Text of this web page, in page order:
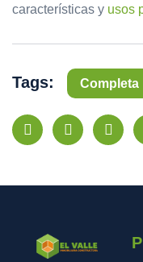
características y usos
Tags: Completa